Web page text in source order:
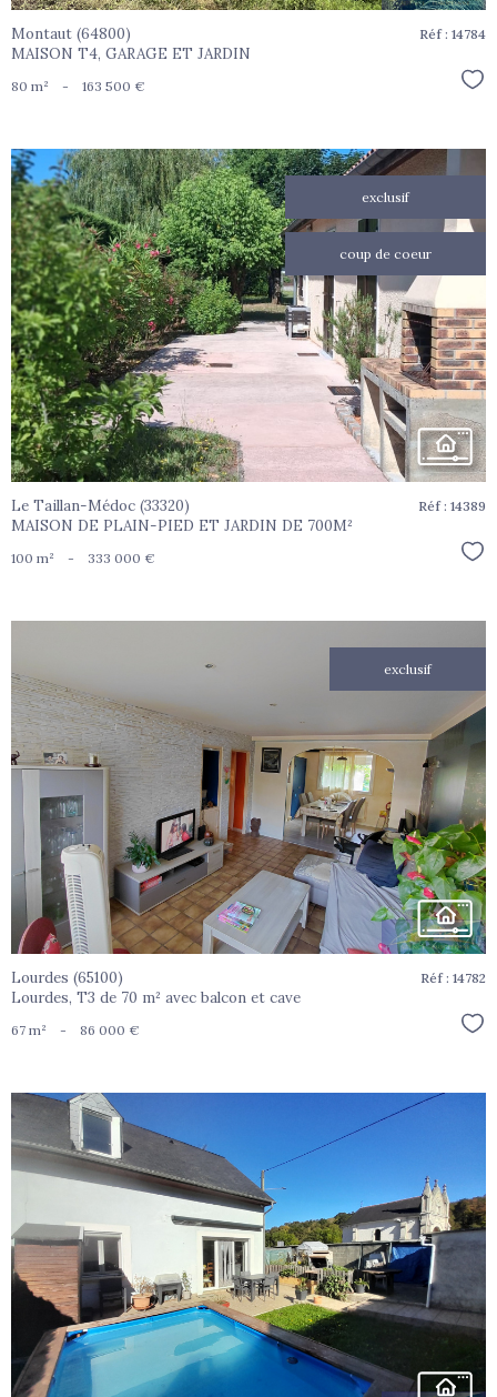
Montaut (64800)
MAISON T4, GARAGE ET JARDIN
Réf : 14784
80 m² - 163 500 €
exclusif
coup de coeur
voir le
bien
Le Taillan-Médoc (33320)
MAISON DE PLAIN-PIED ET JARDIN DE 700M²
Réf : 14389
100 m² - 333 000 €
exclusif
voir le
bien
Lourdes (65100)
Lourdes, T3 de 70 m² avec balcon et cave
Réf : 14782
67 m² - 86 000 €
voir le
bien